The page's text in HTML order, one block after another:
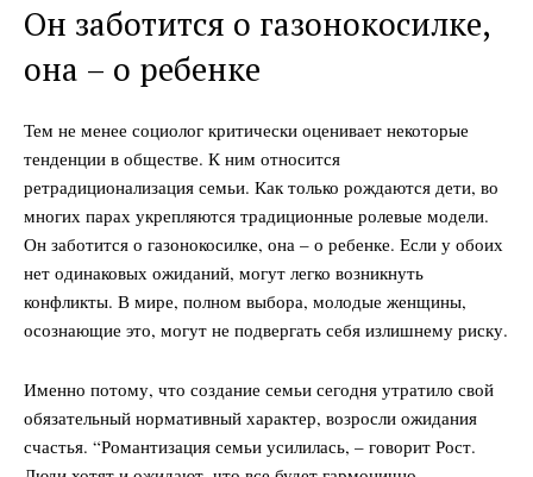
Он заботится о газонокосилке,
она – о ребенке
Тем не менее социолог критически оценивает некоторые
тенденции в обществе. К ним относится
ретрадиционализация семьи. Как только рождаются дети, во
многих парах укрепляются традиционные ролевые модели.
Он заботится о газонокосилке, она – о ребенке. Если у обоих
нет одинаковых ожиданий, могут легко возникнуть
конфликты. В мире, полном выбора, молодые женщины,
осознающие это, могут не подвергать себя излишнему риску.
Именно потому, что создание семьи сегодня утратило свой
обязательный нормативный характер, возросли ожидания
счастья. “Романтизация семьи усилилась, – говорит Рост.